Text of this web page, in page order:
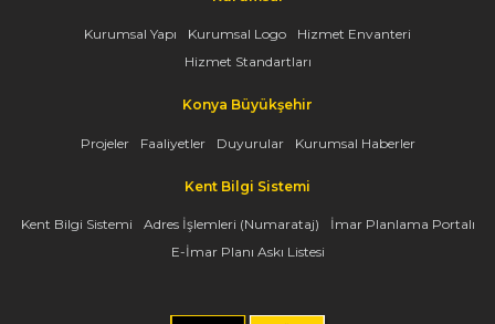
Kurumsal Yapı Kurumsal Logo
Hizmet Envanteri
Hizmet Standartları
Konya Büyükşehir
Projeler Faaliyetler Duyurular Kurumsal Haberler
Kent Bilgi Sistemi
Kent Bilgi Sistemi Adres İşlemleri (Numarataj)
İmar Planlama Portalı
E-İmar Planı Askı Listesi